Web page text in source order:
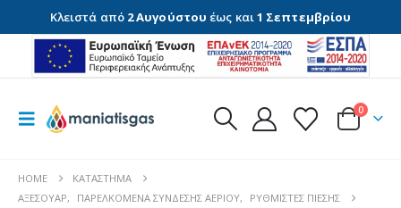
Κλειστά από 2 Αυγούστου έως και1 Σεπτεμβρίου
0
HOME
ΚΑΤΆΣΤΗΜΑ
ΑΞΕΣΟΥΆΡ, ΠΑΡΕΛΚΌΜΕΝΑ ΣΎΝΔΕΣΗΣ ΑΕΡΊΟΥ,
ΡΥΘΜΙΣΤΈΣ ΠΊΕΣΗΣ